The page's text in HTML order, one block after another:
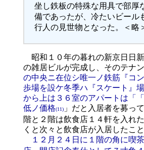
坐し鉄板の特殊な用具で部厚
備であったが、冷たいビール
行人の見世物となった。＜略
昭和１０年の暮れの新京日日
の雑居ビルが完成し、そのテナ
の中央ニ在位シ唯一ノ鉄筋『コ
歩場を設ケ冬季ハ『スケート』
から上は３６室のアパートは「
低ノ価格(11) 」だと入居者を募っ
階と２階は飲食店１４軒を入れ
くと次々と飲食店が入居したこ
１２月２４日に１階の角に喫